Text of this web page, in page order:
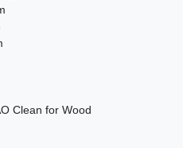
Clean for Wood